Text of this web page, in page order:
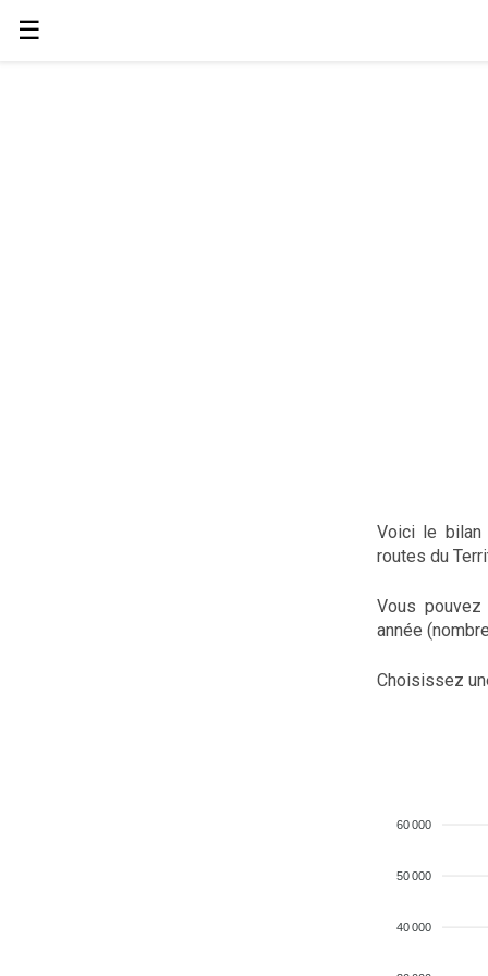
☰
Voici le bilan
routes du
Vous
année
Choisissez
60 000
50 000
40 000